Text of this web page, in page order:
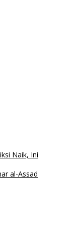
Naik, Ini
al-Assad